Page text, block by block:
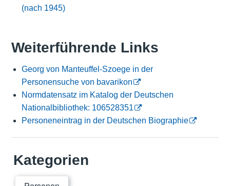
(nach 1945)
Weiterführende Links
Georg von Manteuffel-Szoege in der
Personensuche von bavarikon
Normdatensatz im Katalog der Deutschen
Nationalbibliothek: 106528351
Personeneintrag in der Deutschen Biographie
Kategorien